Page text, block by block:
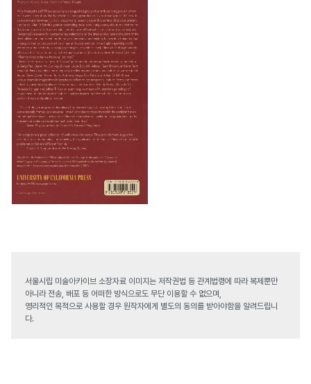
서울시립 미술아카이브 소장자료 이미지는 저작권법 등 관계법령에 따라 복제뿐만
아니라 전송, 배포 등 어떠한 방식으로도 무단 이용할 수 없으며,
영리적인 목적으로 사용할 경우 원작자에게 별도의 동의를 받아야함을 알려드립니
다.